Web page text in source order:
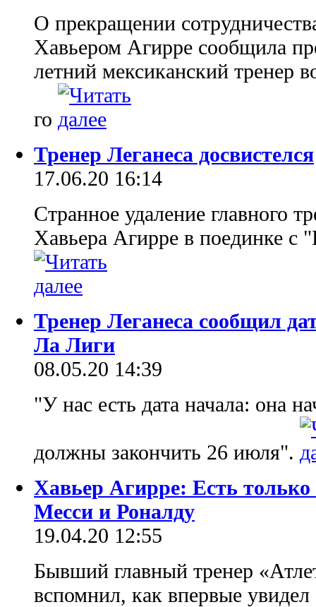
О прекращении
Хавьером Агирре сообщила
летний мексиканский тренер
го
Тренер Леганеса досвистелся
17.06.20 16:14
Странное удаление главного
Хавьера Агирре в поединке с
Тренер Леганеса сообщил
Ла Лиги
08.05.20 14:39
"У нас есть дата начала: она
должны закончить 26 июля".
Хавьер Агирре: Есть только
Месси и Роналду
19.04.20 12:55
Бывший главный тренер
вспомнил, как впервые